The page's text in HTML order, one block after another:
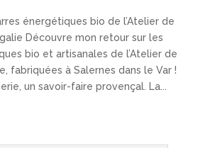
énergétiques bio de l’Atelier de
Découvre mon retour sur les
bio et artisanales de l’Atelier de
fabriquées à Salernes dans le Var !
un savoir-faire provençal. La...